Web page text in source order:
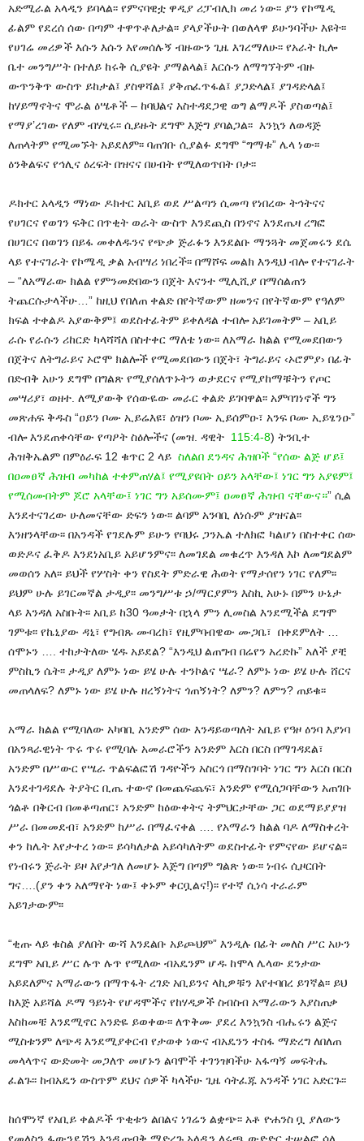
አድሚራል አላዲን ይባላል፡፡ የምናባዊቷ ዋዲያ ሪፓብሊክ መሪ ነው፡፡ ያን የኮሜዲ
ፊልም የደረሰ ሰው በጣም ተዋጥቶለታል፡፡ ያላያችሁት በወለላዋ ይሁንባችሁ እዩት፡፡
የሀገሬ መሪዎች እሱን እሱን እየመሰሉኝ ብዙውን ጊዜ እገረማለሁ፡፡ የአራት ኪሎ
ቤተ መንግሥት በተለይ ከሩቅ ሲያዩት ያማልላል፤ እርሱን ለማግኘትም ብዙ
ውጥንቅጥ ውስጥ ይከታል፤ ያስዋሻል፤ ያቅጠፈጥፋል፤ ያጋድላል፤ ያገዳድላል፤
ከሃይማኖትና ሞራል ዕሤቶች – ከባህልና አስተዳደጋዊ ወግ ልማዶች ያስወጣል፤
የማያ’ረገው የለም ብሃፂሩ፡፡ ሲይዙት ደግሞ እጅግ ያባልጋል፡፡ እንኳን ለወዳጅ
ለጠላትም የሚመኙት አይደለም፡፡ ባጠገቡ ሲያልፉ ደግሞ “ግማቱ” ሌላ ነው፡፡
ዕንቅልፍና የኅሊና ዕረፍት በዝናና በሀብት የሚለወጥበት ቦታ፡፡
ዶክተር አላዲን ማነው ዶክተር አቢይ ወደ ሥልጣን ሲመጣ የነበረው ትኅትናና
የሀገርና የወገን ፍቅር በጥቂት ወራት ውስጥ እንደጪስ በንኖና እንደጤዛ ረግፎ
በሀገርና በወገን በይፋ መቀለዱንና የጭቃ ጅራፉን እንደልቡ ማንጓት መጀመሩን ደሴ
ላይ የተናገራት የኮሜዲ ቃል አብሣሪ ነበረች፡፡ በማሾፍ መልክ እንዲህ ብሎ የተናገራት
– “ለአማራው ክልል የምንመድበውን በጀት እናንተ ሚሊሺያ በማሰልጠን
ትጨርሱታላችሁ…” ከዚህ የበለጠ ቀልድ በየትኛውም ዘመንና በየትኛውም የዓለም
ክፍል ተቀልዶ አያውቅም፤ ወደስተፊትም ይቀለዳል ተብሎ አይገመትም – አቢይ
ራሱ የራሱን ሪከርድ ካላሻሻለ በስተቀር ማለቴ ነው፡፡ ለአማራ ክልል የሚመደበውን
በጀትና ለትግራይና ኦሮሞ ክልሎች የሚመደበውን በጀት፣ ትግራይና ‹ኦሮምያ› በፊት
በድብቅ አሁን ደግሞ በግልጽ የሚያሰለጥኑትን ወታደርና የሚያከማቹትን የጦር
መሣሪያ፣ ወዘተ. ለሚያውቅ የሰውዬው መራር ቀልድ ይገባዋል፡፡ አምባገነኖች ግን
መጽሐፍ ቅዱስ “ዐይን ቦሙ ኢይሬእዩ፣ ዕዝን ቦሙ ኢይሰምዑ፣ አንፍ ቦሙ ኢይፄንዑ”
ብሎ እንደጠቀሳቸው የጣዖት ስዕሎችና (መዝ. ዳዊት 115:4-8) ትንቢተ
ሕዝቅኤልም በምዕራፍ 12 ቁጥር 2 ላይ ስለልበ ደንዳና ሕዝቦች “የሰው ልጅ ሆይ፤
በዐመፀኛ ሕዝብ መካከል ተቀምጠሃል፤ የሚያዩበት ዐይን አላቸው፤ ነገር ግን አያዩም፤
የሚሰሙበትም ጆሮ አላቸው፤ ነገር ግን አይሰሙም፤ ዐመፀኛ ሕዝብ ናቸውና።” ሲል
እንደተናገረው ሁለመናቸው ድፍን ነው፡፡ ልባም አንባቢ ለነሱም ያዝናል፡፡
እንዘንላቸው፡፡ በአንዳች የገደሉም ይሁን የባህሩ ጋንኤል ተለክፎ ካልሆነ በስተቀር ሰው
ወድዶና ፈቅዶ እንደነአቢይ አይሆንምና፡፡ ለመገደል መቁረጥ እንዳለ እኮ ለመግደልም
መወሰን አለ፡፡ ይህች የሦስት ቀን የስደት ምድራዊ ሕወት የማታሰየን ነገር የለም፡፡
ይህም ሁሉ ይገርመኛል ታዲያ፡፡ መንግሥቱ ኃ/ማርያምን እስኪ አሁኑ በምን ሁኔታ
ላይ እንዳለ አስቡት፡፡ አቢይ ከ30 ዓመታት በኋላ ምን ሊመስል እንደሚችል ደግሞ
ገምቱ፡፡ የኬኒያው ዳኒ፣ የግብጹ ሙባረክ፣ የዚምባብዌው ሙጋቤ፣ በቀደምለት …
ሰሞኑን …. ተከታትለው ሄዱ አይደል? “እንዲህ ልጠግብ በሬየን አረድኩ” አለች ያቺ
ምስኪን ሴት፡፡ ታዲያ ለምኑ ነው ይሄ ሁሉ ተንኮልና ሤራ? ለምኑ ነው ይሄ ሁሉ ሸርና
መጠላለፍ? ለምኑ ነው ይሄ ሁሉ ዘረኝነትና ጎጠኝነት? ለምን? ለምን? ጠይቁ፡፡
አማራ ክልል የሚባለው አካባቢ አንድም ሰው እንዳይወጣለት አቢይ የዓዞ ዕንባ እያነባ
በአንጻራዊነት ጥሩ ጥሩ የሚባሉ አመራሮችን አንድም እርስ በርስ በማገዳደል፣
አንድም በሥውር የሤራ ጥልፍልፎሽ ገዳዮችን አስርጎ በማስገባት ነገር ግን እርስ በርስ
እንደተገዳደሉ ትያትር ቢጤ ተውኖ በመጨፍጨፍ፣ አንድም የሚሰጋባቸውን አጠገቡ
ጎልቶ በቅርብ በመቆጣጠር፣ አንድም ከዕውቀትና ትምህርታቸው ጋር ወደማይያያዝ
ሥራ በመመደብ፣ አንድም ከሥራ በማፈናቀል …. የአማራን ክልል ባዶ ለማስቀረት
ቀን ከሌት እየታተረ ነው፡፡ ይሳካለታል አይሳካለትም ወደስተፊት የምናየው ይሆናል፡፡
የነብሩን ጅራት ይዞ እየታገለ ለመሆኑ እጅግ በጣም ግልጽ ነው፡፡ ነብሩ ሲዞርበት
ግና….(ያን ቀን አለማየት ነው፤ ቀኑም ቀርቧልና!)፡፡ የተኛ ሲነሳ ተራራም
አይገታውም፡፡
“ቂጡ ላይ ቁስል ያለበት ውሻ እንደልቡ አይጮህም” እንዲሉ በፊት መለስ ሥር አሁን
ደግሞ አቢይ ሥር ሉጥ ሉጥ የሚለው ብአዴንም ሆዱ ከሞላ ሌላው ደንታው
አይደለምና አማራውን በማጥፋት ረገድ አቢይንና ላኪዎቹን እየተባበረ ይገኛል፡፡ ይህ
ከእጅ አይሻል ዶማ ዓይነት የሆዳሞችና የከሃዲዎች ስብስብ አማራውን እያስጠቃ
እስከመቼ እንደሚኖር አንድዬ ይወቀው፡፡ ለጥቅሙ ያደረ እንኳንስ ብሔሩን ልጅና
ሚስቱንም ለጭዳ እንደሚያቀርብ የታወቀ ነውና ብአዴንን ተስፋ ማድረግ ለበለጠ
መላላጥና ውድመት መጋለጥ መሆኑን ልባሞች ተገንዝባችሁ አፋጣኝ መፍትሔ
ፈልጉ፡፡ ከብአዴን ውስጥም ደህና ሰዎች ካላችሁ ጊዜ ሳትፈጁ አንዳች ነገር አድርጉ፡፡
ከሰሞነኛ የአቢይ ቀልዶች ጥቂቱን ልበልና ነገሬን ልቋጭ፡፡ አቶ ዮሐንስ ቧ ያለውን